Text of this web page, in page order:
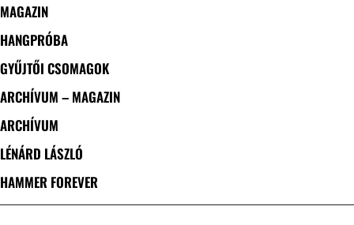
MAGAZIN
HANGPRÓBA
GYŰJTŐI CSOMAGOK
ARCHÍVUM – MAGAZIN
ARCHÍVUM
LÉNÁRD LÁSZLÓ
HAMMER FOREVER